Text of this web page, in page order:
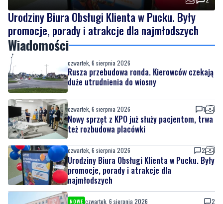
Wiadomości
czwartek, 6 sierpnia 2026
Rusza przebudowa ronda. Kierowców czekają
duże utrudnienia do wiosny
czwartek, 6 sierpnia 2026 1
Nowy sprzęt z KPO już służy pacjentom, trwa
czwartek, 6 sierpnia 2026 2
Urodziny Biura Obsługi Klienta w Pucku. Były
promocje, porady i atrakcje dla
najmłodszych
NOWE czwartek, 6 sierpnia 2026 2
Szpital w żałobie. Nie żyje położna Oddziału
Ginekologiczno-Położniczego